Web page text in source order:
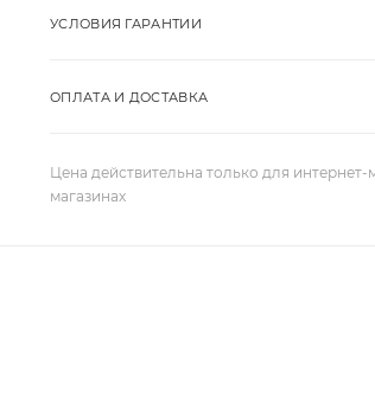
УСЛОВИЯ ГАРАНТИИ
ОПЛАТА И ДОСТАВКА
Цена действительна только для
магазинах